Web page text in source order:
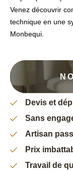
Venez découvrir
technique en une
Monbequi.
Devis et
Sans
Artisan
Prix
Travail de